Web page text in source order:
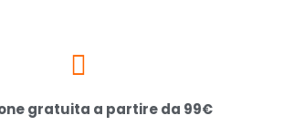
gratuita a partire da 99€